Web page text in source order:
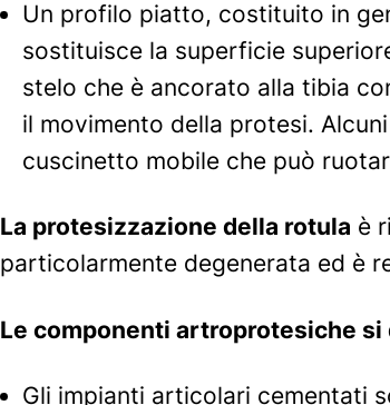
Un profilo piatto, costituito in
sostituisce la superficie
stelo che è ancorato alla tibia
il movimento della protesi.
cuscinetto mobile che può
La protesizzazione della rotula è
particolarmente degenerata ed è
Le componenti artroprotesiche
Gli impianti articolari cementati